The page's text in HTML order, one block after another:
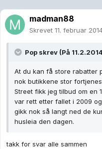
madman88
Skrevet 11. februar
Pop skrev (På
At du kan få store rabatter
nok butikkene stor
Street fikk jeg tilbud om en
var rett etter fallet i 2009
gikk nok så langt ned de
husleia den dagen.
takk for svar alle sammen